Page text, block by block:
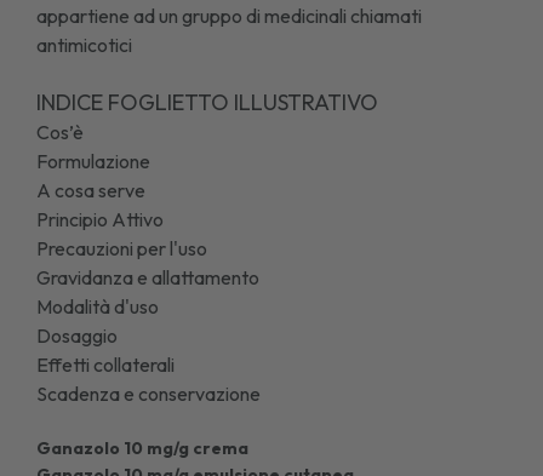
appartiene ad un gruppo di medicinali chiamati
antimicotici
INDICE FOGLIETTO ILLUSTRATIVO
Cos’è
Formulazione
A cosa serve
Principio Attivo
Precauzioni per l'uso
Gravidanza e allattamento
Modalità d'uso
Dosaggio
Effetti collaterali
Scadenza e conservazione
Ganazolo 10 mg/g crema